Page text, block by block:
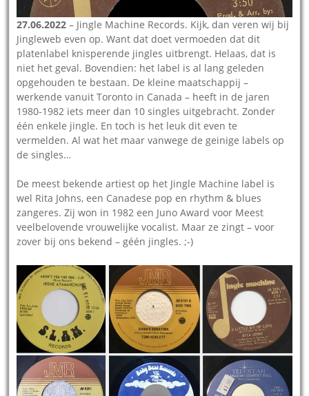
27.06.2022 – Jingle Machine Records. Kijk, dan veren wij bij
Jingleweb even op. Want dat doet vermoeden dat dit
platenlabel knisperende jingles uitbrengt. Helaas, dat is
niet het geval. Bovendien: het label is al lang geleden
opgehouden te bestaan. De kleine maatschappij –
werkende vanuit Toronto in Canada – heeft in de jaren
1980-1982 iets meer dan 10 singles uitgebracht. Zonder
één enkele jingle. En toch is het leuk dit even te
vermelden. Al wat het maar vanwege de geinige labels op
de singles…
De meest bekende artiest op het Jingle Machine label is
wel Rita Johns, een Canadese pop en rhythm & blues
zangeres. Zij won in 1982 een Juno Award voor Meest
veelbelovende vrouwelijke vocalist. Maar ze zingt – voor
zover bij ons bekend – géén jingles. ;-)